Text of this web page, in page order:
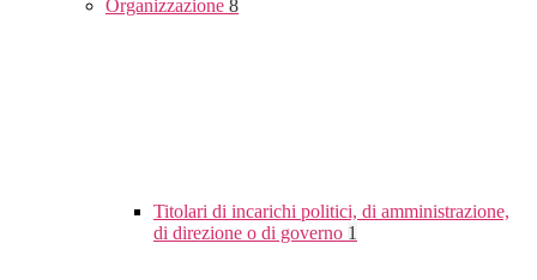
Organizzazione 8
Titolari di incarichi politici, di amministrazione,
di direzione o di governo 1